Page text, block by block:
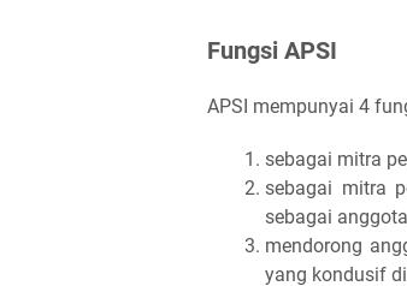
Fungsi APSI
APSI mempunyai 4
sebagai mitra
sebagai mitra
sebagai
mendorong
yang kondusif